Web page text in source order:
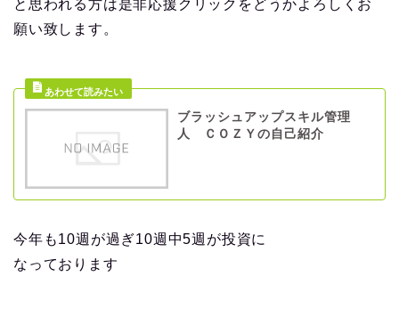
と思われる方は是非応援クリックをどうかよろしくお
願い致します。
ブラッシュアップスキル管理
人 ＣＯＺＹの自己紹介
今年も10週が過ぎ10週中5週が投資に
なっております